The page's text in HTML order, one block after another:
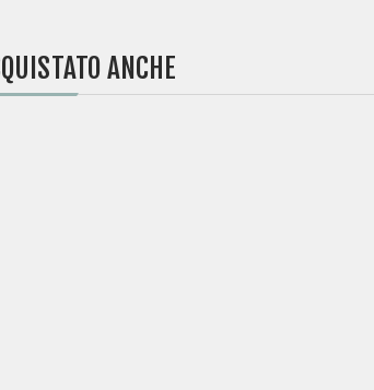
ANCHE